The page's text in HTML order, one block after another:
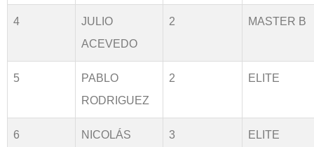
4
JULIO
ACEVEDO
2 MASTER B
5
PABLO
RODRIGUEZ
2 ELITE
6
NICOLÁS
3 ELITE